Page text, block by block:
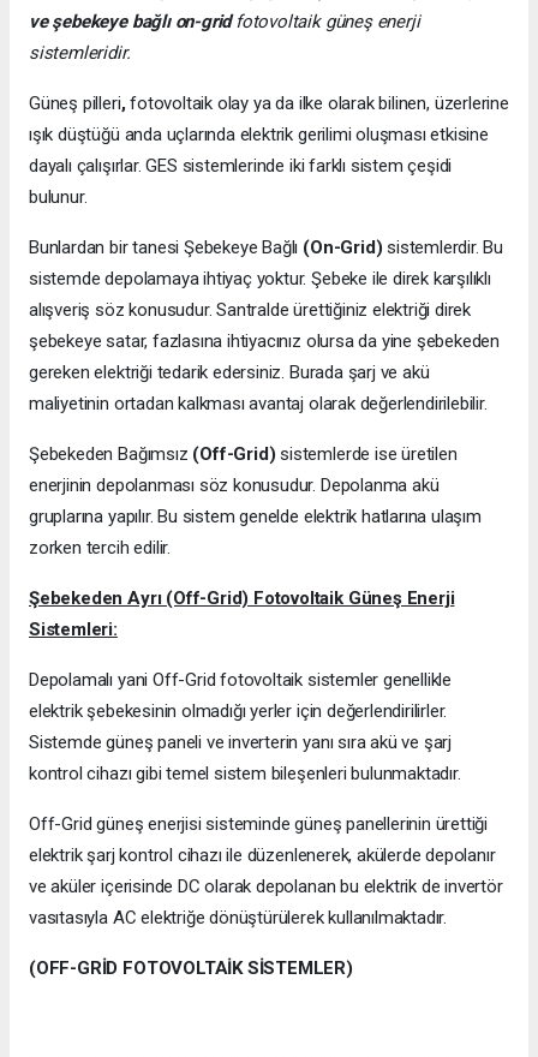
ve şebekeye bağlı on-gridfotovoltaik güneş enerji
sistemleridir.
Güneş pilleri,fotovoltaik olay ya da ilke olarak bilinen, üzerlerine
ışık düştüğü anda uçlarında elektrik gerilimi oluşması etkisine
dayalı çalışırlar. GES sistemlerinde iki farklı sistem çeşidi
bulunur.
Bunlardan bir tanesi Şebekeye Bağlı (On-Grid) sistemlerdir. Bu
sistemde depolamaya ihtiyaç yoktur. Şebeke ile direk karşılıklı
alışveriş söz konusudur. Santralde ürettiğiniz elektriği direk
şebekeye satar, fazlasına ihtiyacınız olursa da yine şebekeden
gereken elektriği tedarik edersiniz. Burada şarj ve akü
maliyetinin ortadan kalkması avantaj olarak değerlendirilebilir.
Şebekeden Bağımsız (Off-Grid) sistemlerde ise üretilen
enerjinin depolanması söz konusudur. Depolanma akü
gruplarına yapılır. Bu sistem genelde elektrik hatlarına ulaşım
zorken tercih edilir.
Şebekeden Ayrı (Off-Grid) Fotovoltaik Güneş Enerji
Sistemleri:
Depolamalı yani Off-Grid fotovoltaik sistemler genellikle
elektrik şebekesinin olmadığı yerler için değerlendirilirler.
Sistemde güneş paneli ve inverterin yanı sıra akü ve şarj
kontrol cihazı gibi temel sistem bileşenleri bulunmaktadır.
Off-Grid güneş enerjisi sisteminde güneş panellerinin ürettiği
elektrik şarj kontrol cihazı ile düzenlenerek, akülerde depolanır
ve aküler içerisinde DC olarak depolanan bu elektrik de invertör
vasıtasıyla AC elektriğe dönüştürülerek kullanılmaktadır.
(OFF-GRİD FOTOVOLTAİK SİSTEMLER)